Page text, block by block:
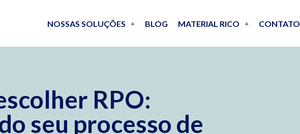
NOSSAS SOLUÇÕES BLOG MATERIAL RICO CONTATO
RPO:
seu processo de